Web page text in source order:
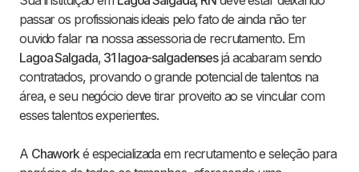
passar os profissionais ideais pelo fato de ainda não ter
ouvido falar na nossa assessoria de recrutamento. Em
Lagoa Salgada, 31 lagoa-salgadensesjá acabaram sendo
contratados, provando o grande potencial de talentos na
área, e seu negócio deve tirar proveito ao se vincular com
esses talentos experientes.
A Chaworké especializada em recrutamento e seleção para